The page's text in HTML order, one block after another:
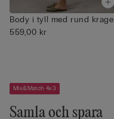
Body i tyll med rund krage
559,00 kr
Mix&Match 4x3
Samla och spara